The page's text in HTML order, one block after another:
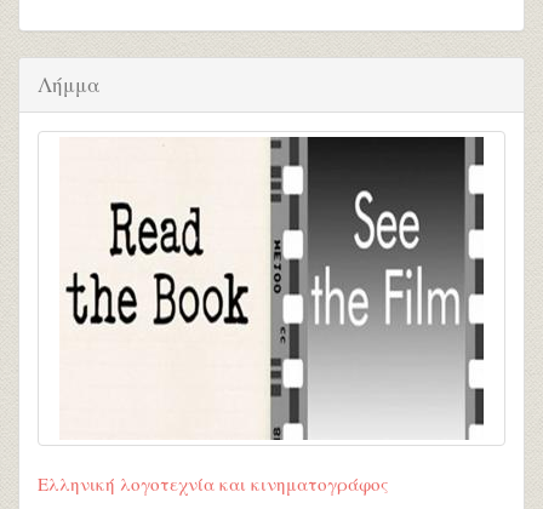
Λήμμα
Ελληνική λογοτεχνία και κινηματογράφος